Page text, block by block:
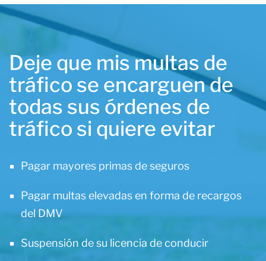
Deje que mis multas de
tráfico se encarguen de
todas sus órdenes de
tráfico si quiere evitar
Pagar mayores primas de seguros
Pagar multas elevadas en forma de recargos
del DMV
Suspensión de su licencia de conducir